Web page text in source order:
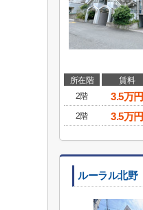
所在階 賃料
2階
3.5万円
2階
3.5万円
ルーラル北野